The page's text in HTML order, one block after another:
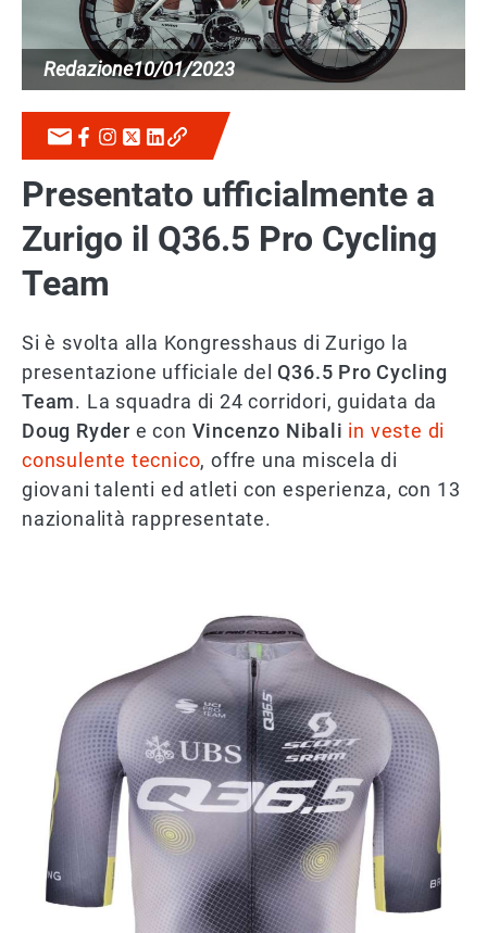
Redazione10/01/2023
Presentato ufficialmente a
Zurigo il Q36.5 Pro Cycling
Team
Si è svolta alla Kongresshaus di Zurigo la
presentazione ufficiale delQ36.5 Pro Cycling
Team. La squadra di 24 corridori, guidata da
Doug Ryder e con Vincenzo Nibali in veste di
consulente tecnico, offre una miscela di
giovani talenti ed atleti con esperienza, con 13
nazionalità rappresentate.